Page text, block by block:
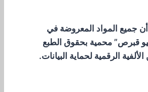
جميع المواد المعروضة في
قبرص” محمية بحقوق الطبع
الرقمية لحماية البيانات.